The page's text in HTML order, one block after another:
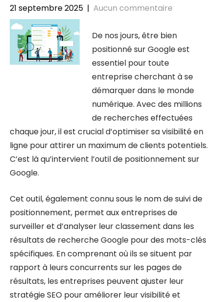
21 septembre 2025 | Aucun commentaire
De nos jours, être bien
positionné sur Google est
essentiel pour toute
entreprise cherchant à se
démarquer dans le monde
numérique. Avec des millions
de recherches effectuées
chaque jour, il est crucial d’optimiser sa visibilité en
ligne pour attirer un maximum de clients potentiels.
C’est là qu’intervient l’outil de positionnement sur
Google.
Cet outil, également connu sous le nom de suivi de
positionnement, permet aux entreprises de
surveiller et d’analyser leur classement dans les
résultats de recherche Google pour des mots-clés
spécifiques. En comprenant où ils se situent par
rapport à leurs concurrents sur les pages de
résultats, les entreprises peuvent ajuster leur
stratégie SEO pour améliorer leur visibilité et